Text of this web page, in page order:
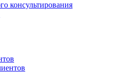
консультирования